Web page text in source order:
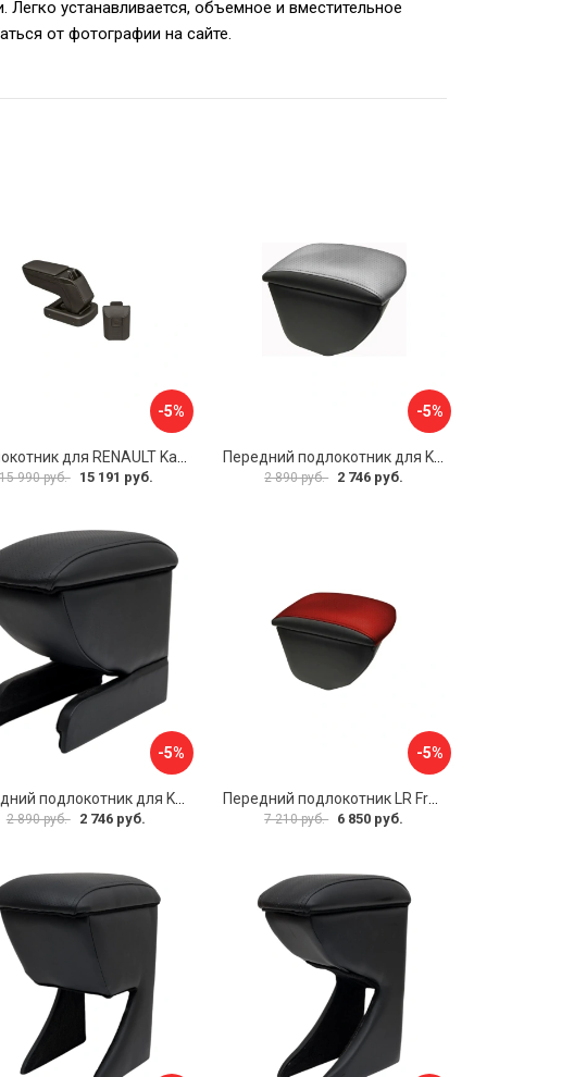
устанавливается, объемное и вместительное
от фотографии на сайте.
-5%
15 990 руб. 15 191 руб.
-5%
Передний подлокотник для KIA Rio 4 2017-н.в. AVTOLIDER1 PP-KIA-Rio-4-02
2 890 руб. 2 746 руб.
-5%
Передний подлокотник для KIA Rio 2 2005-2011 г.в. AVTOLIDER1 PP-KIA-Rio-2-01
2 890 руб. 2 746 руб.
-5%
Передний подлокотник LR Freelander 2014- AVTOLIDER1 PP-LR-Freelander-2014-06
7 210 руб. 6 850 руб.